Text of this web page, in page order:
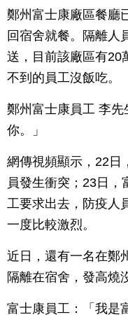
鄭州富士康廠區餐廳
回宿舍就餐。隔離人
送，目前該廠區有20
不到的員工沒飯吃。
鄭州富士康員工 李
你。」
網傳視頻顯示，22日
員發生衝突；23日，
工要求出去，防疫人
一度比較激烈。
近日，還有一名在鄭
隔離在宿舍，發高燒
富士康員工：「我是